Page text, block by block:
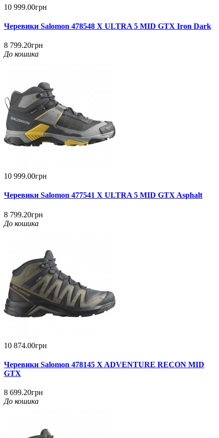
10 999.00грн
Черевики Salomon 478548 X ULTRA 5 MID GTX Iron Dark
8 799.20грн
До кошика
10 999.00грн
Черевики Salomon 477541 X ULTRA 5 MID GTX Asphalt
8 799.20грн
До кошика
10 874.00грн
Черевики Salomon 478145 X ADVENTURE RECON MID
GTX
8 699.20грн
До кошика